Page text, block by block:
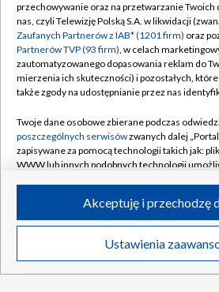
Transmisje
Abonament
Sklep TVP
Biuro
Oferta
Emisja w TVP
Rada
Ogłoszenia
Akademia
Informacje o
Centrum
Regulamin
Polityka
Moje zgody
Biuro
Kanały
©2026 Telewizja Polska Spółka
przechowywanie oraz na przetwarzanie Twoich
nas, czyli Telewizję Polską S.A. w likwidacji
Zaufanych Partnerów z IAB* (1201 firm) oraz
Partnerów TVP (93 firm), w celach
zautomatyzowanego dopasowania reklam do
mierzenia ich skuteczności) i pozostałych,
także zgody na udostępnianie przez nas
Twoje dane osobowe zbierane podczas
poszczególnych serwisówzwanych dalej
zapisywane za pomocą technologii takich jak:
WWW lub innych podobnych technologii
ruchu w Internecie.
Twoje dane osobowe zbierane podczas
poszczególnych serwisówna Portalu, takie jak
Ustawienia
Akceptuję i przechodzę